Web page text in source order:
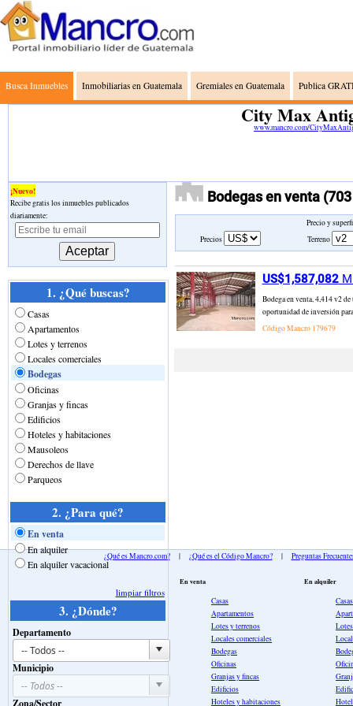
Busca Inmuebles Inmobiliarias en Guatemala Gremiales en Guatemala Publica
City Max
www.mancro.com/
Bodegas en venta
Precio y
Precios
Terreno
US$1,587,082
Bodega en venta, 4,414 v2
oportunidad de inversión
Código Mancro 179679
¡Nuevo!
Recibe gratis los inmuebles publicados
diariamente:
1. ¿Qué buscas?
Casas
Apartamentos
Lotes y terrenos
Locales comerciales
Bodegas
Oficinas
Granjas y fincas
Edificios
Hoteles y habitaciones
Mausoleos
Derechos de llave
Parqueos
2. ¿Para qué?
En venta
En alquiler
En alquiler vacacional
limpiar filtros
3. ¿Dónde?
Departamento
Municipio
Zona/Sector
¿Qué es Mancro.com?| ¿Qué es el Código Mancro?| Preguntas
En venta
Casas
Apartamentos
Lotes y terrenos
Locales comerciales
Bodegas
Oficinas
Granjas y fincas
Edificios
Hoteles y habitaciones
En alquiler
Casas